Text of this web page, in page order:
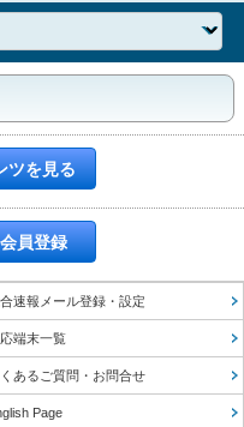
ツを見る
員登録
速報メール登録・設定
端末一覧
くあるご質問・お問合せ
Page